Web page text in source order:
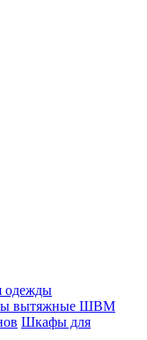
одежды
вытяжные ШВМ
Шкафы для